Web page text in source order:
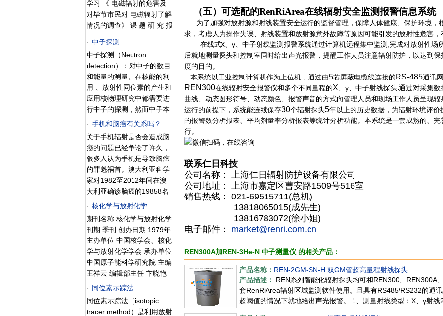
变反应堆
京一大学老师家中请来了环
境监测人员，结果发现家中
辐射水平偏高，而罪魁祸首
年，达150亿。人口的剧
增，生产和生活水平的日益
猛增。2050年全球能耗将是
现在的3.5倍，能源紧张，不
可缓解。如何做到既开发能
源，又保护环境，是关系到
社会能否持续发展的重大课
题。当今世界五大能源—石
油、天然气、煤、水力和核
能，其中煤能是污染环境之
最，核能是较清洁的能源。
学习 《 电磁辐射的危害及
对毕节市民对 电磁辐射了解
情况的调查》 课 题 研 究 报
李振中 点击浏览该文件
申请人 ( 组长 ) ： 李 振 中
课题组成员： 李耀东、徐永
驰、樊聪、胡荣华 指导教师
： 聂祥荣、杨德禄、程 鹏
摘要 ： 我们一直生活在一
个充满辐射的世界里——大
气热辐射、太阳光辐射、放
射性元素辐射、电磁辐
射……地球本身就是一个大
磁场，其表面的热辐射和雷
电都可产生电磁辐射。此外
太阳及其它星球也在外层空
间源源不断地产生电磁辐
产生的电磁辐射对人体的影
响很小，基本没损害。对人
体构成
中子探测
中子探测（Neutron
detection）：对中子的数目
和能量的测量。在核能的利
用 、放射性同位素的产生和
应用核物理研究中都需要进
行中子的探测，然而中子本
身不带电，不会引起电离等
效果，因此中子的探测是通
过中子同原子核的相互作
用，对反应的产物进行探
测。 基本的方法有：①反冲
质子法。利用中子与质子的
弹性散射产生反冲质子。在
计数器中充以含氢的气体，
或以含氢的固体做成计数器
的入射窗口，通过测量反冲
质子的数目和能量分布可定
出中子的数目和能量。②核
反应法。利用（n，a）反应
或（n，p）反应产生带电的
a粒子或质子来探测中子。
用得
手机和脑癌有关系吗？
关于手机辐射是否会造成脑
癌的问题已经争论了许久，
很多人认为手机是导致脑癌
的罪魁祸首。澳大利亚科学
家对1982至2012年间在澳
大利亚确诊脑癌的19858名
男性和14222名女性展开了
2012年间的手机 关于手机
辐射是否会造成脑癌的问题
已经争论了许久，很多人认
为手机是导致脑癌的罪魁祸
首。 然而澳大利亚科学
家对1982至2012年间在澳
大利亚确诊脑癌的19858名
男性和14222名女性展开了
研究，同时还统计了1987至
核化学与放射化学
期刊名称 核化学与放射化学
刊期 季刊 创办日期 1979年
主办单位 中国核学会、核化
学与放射化学学会 承办单位
中国原子能科学研究院 主编
王祥云 编辑部主任 卞晓艳
编辑部副主任 孙风春 刊社
65分箱 通信地址 北京市房
同位素示踪法
同位素示踪法（isotopic
tracer method）是利用放射
（五）可选配的RenRiArea在线辐射安全监测报警信息系统
为了加强对放射源和射线装置安全运行的监督管理，保障人体健康、保护环境，
求，考虑人为操作失误、射线装置和放射源意外故障等原因可能引发的放射性危害
在线式x 、γ、中子射线监测报警系统通过计算机远程集中监测 ,完成对放射性场
后就地测量探头和控制室同时给出声光报警，提醒工作人员注意辐射防护，以达到
度的目的。
本系统以工业控制计算机作为上位机，通过由5芯屏蔽电缆线连接的RS-485通讯
REN300在线辐射安全报警仪和多个不同量程的X 、γ、中子射线探头.通过对采集数
曲线、动态图形符号、动态颜色、报警声音的方式向管理人员和现场工作人员呈现
运行的前提下，系统能连续保存30个辐射探头5年以上的历史数据，为辐射环境评价
的报警数分析报表、平均剂量率分析报表等统计分析功能。本系统是一套成熟的、
行。
联系仁日科技
公司名称： 上海仁日辐射防护设备有限公司
公司地址： 上海市嘉定区曹安路1509号516室
销售热线： 021-69515711(总机)
13818065015(成先生)
13816783072(徐小姐)
电子邮件： market@renri.com.cn
REN300A加REN-3He-N 中子测量仪 的相关产品：
产品名称： REN-2GM-SN-H 双GM管超高量程射线探头
产品描述：
REN系列智能化辐射探头均可和REN300、REN300A
套RenRiArea辐射区域监测软件使用。且具有RS485/RS232的通
超阈值的情况下就地给出声光报警。 1、测量射线类型：X、γ射线